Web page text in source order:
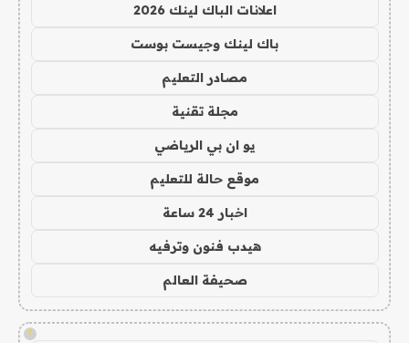
اعلانات الباك لينك 2026
باك لينك وجيست بوست
مصادر التعليم
مجلة تقنية
يو ان بي الرياضي
موقع حالة للتعليم
اخبار 24 ساعة
هيدب فنون وترفيه
صحيفة العالم
!